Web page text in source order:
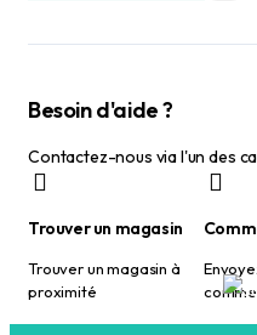
Besoin d'aide ?
Contactez-nous via l'un des
Trouver un magasin
Trouver un magasin à
proximité